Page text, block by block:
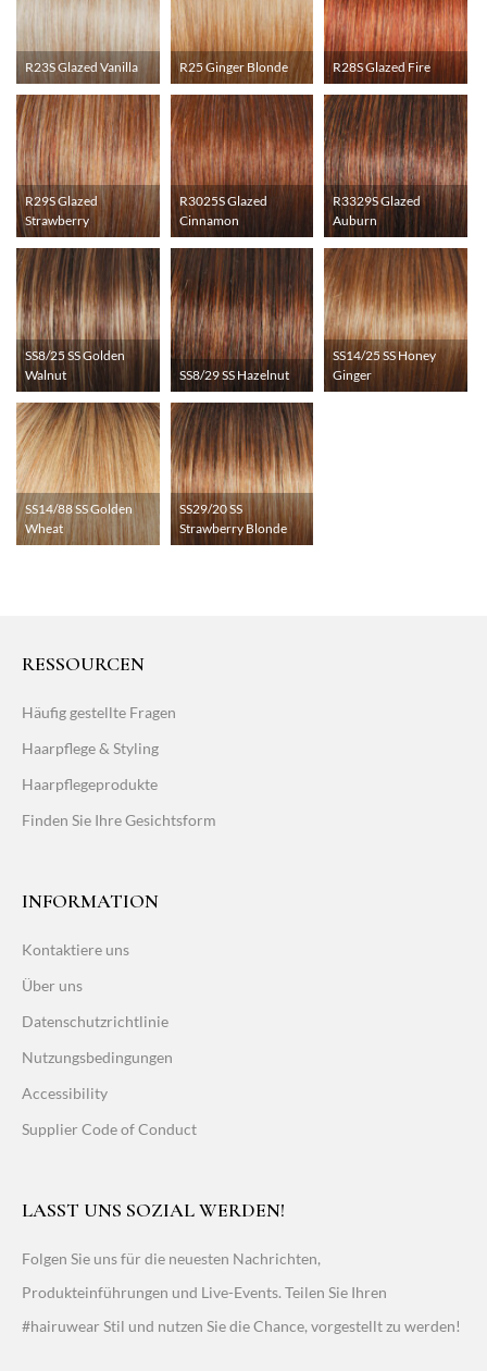
R23S Glazed Vanilla R25 Ginger Blonde R28S Glazed Fire
R29S Glazed
Strawberry
R3025S Glazed
Cinnamon
R3329S Glazed
Auburn
SS8/25 SS Golden
Walnut
SS8/29 SS Hazelnut
SS14/25 SS Honey
Ginger
SS14/88 SS Golden
Wheat
SS29/20 SS
Strawberry Blonde
RESSOURCEN
Häufig gestellte Fragen
Haarpflege & Styling
Haarpflegeprodukte
Finden Sie Ihre Gesichtsform
INFORMATION
Kontaktiere uns
Über uns
Datenschutzrichtlinie
Nutzungsbedingungen
Accessibility
Supplier Code of Conduct
LASST UNS SOZIAL WERDEN!
Folgen Sie uns für die neuesten Nachrichten,
Produkteinführungen und Live-Events. Teilen Sie Ihren
#hairuwear Stil und nutzen Sie die Chance, vorgestellt zu werden!